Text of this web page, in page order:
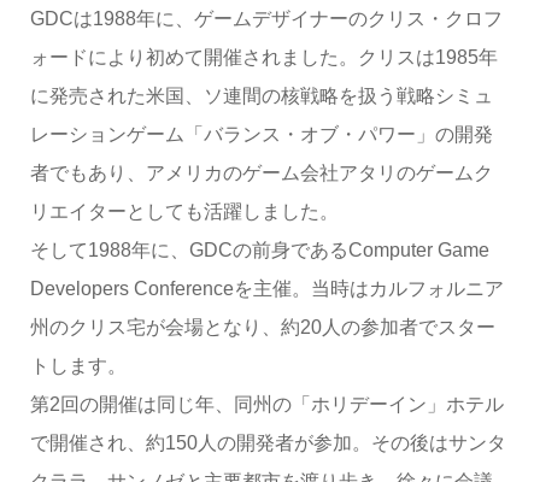
GDCは1988年に、ゲームデザイナーのクリス・クロフ
ォードにより初めて開催されました。クリスは1985年
に発売された米国、ソ連間の核戦略を扱う戦略シミュ
レーションゲーム「バランス・オブ・パワー」の開発
者でもあり、アメリカのゲーム会社アタリのゲームク
リエイターとしても活躍しました。
そして1988年に、GDCの前身であるComputer Game
Developers Conferenceを主催。当時はカルフォルニア
州のクリス宅が会場となり、約20人の参加者でスター
トします。
第2回の開催は同じ年、同州の「ホリデーイン」ホテル
で開催され、約150人の開発者が参加。その後はサンタ